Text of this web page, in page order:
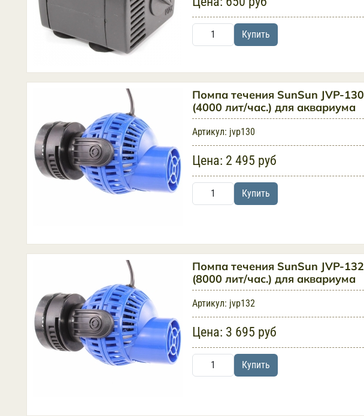
Купить
Помпа течения SunSun JVP-130
(4000 лит/час.) для аквариума
Артикул: jvp130
Цена: 2 495 руб
Купить
Помпа течения SunSun JVP-132
(8000 лит/час.) для аквариума
Артикул: jvp132
Цена: 3 695 руб
Купить